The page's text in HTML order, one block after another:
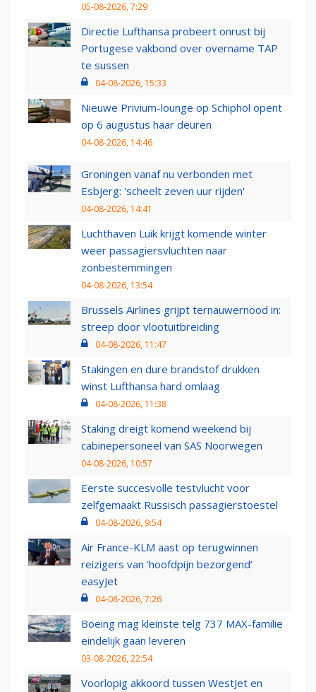
05-08-2026, 7:29
Directie Lufthansa probeert onrust bij
Portugese vakbond over overname TAP
te sussen
04-08-2026, 15:33
Nieuwe Privium-lounge op Schiphol opent
op 6 augustus haar deuren
04-08-2026, 14:46
Groningen vanaf nu verbonden met
Esbjerg: 'scheelt zeven uur rijden'
04-08-2026, 14:41
Luchthaven Luik krijgt komende winter
weer passagiersvluchten naar
zonbestemmingen
04-08-2026, 13:54
Brussels Airlines grijpt ternauwernood in:
streep door vlootuitbreiding
04-08-2026, 11:47
Stakingen en dure brandstof drukken
winst Lufthansa hard omlaag
04-08-2026, 11:38
Staking dreigt komend weekend bij
cabinepersoneel van SAS Noorwegen
04-08-2026, 10:57
Eerste succesvolle testvlucht voor
zelfgemaakt Russisch passagierstoestel
04-08-2026, 9:54
Air France-KLM aast op terugwinnen
reizigers van ‘hoofdpijn bezorgend’
easyJet
04-08-2026, 7:26
Boeing mag kleinste telg 737 MAX-familie
eindelijk gaan leveren
03-08-2026, 22:54
Voorlopig akkoord tussen WestJet en